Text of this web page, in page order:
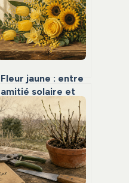
Fleur jaune : entre
amitié solaire et
risque de trahison,
quel message
envoyez-vous ?